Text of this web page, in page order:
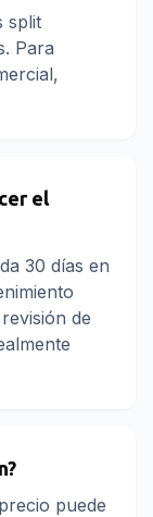
split
Para
el
30 días en
de
puede